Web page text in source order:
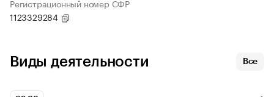
Регистрационный номер СФР
1123329284
Виды деятельности Все